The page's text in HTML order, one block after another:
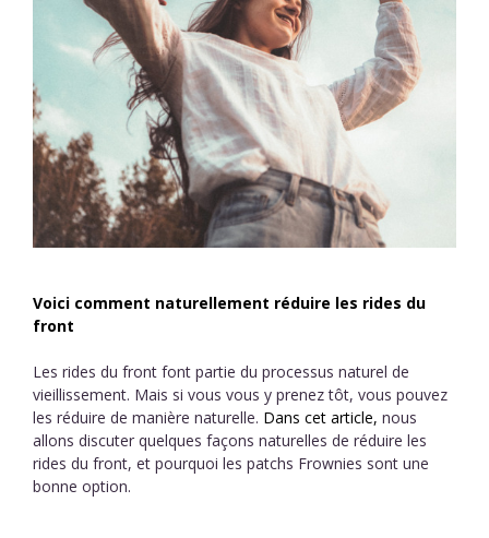
Voici comment naturellement réduire les rides du
front
Les rides du front font partie du processus naturel de
vieillissement. Mais si vous vous y prenez tôt, vous pouvez
les réduire de manière naturelle. Dans cet article, nous
allons discuter quelques façons naturelles de réduire les
rides du front, et pourquoi les patchs Frownies sont une
bonne option.